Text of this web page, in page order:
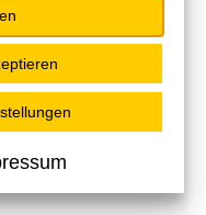
die ganze